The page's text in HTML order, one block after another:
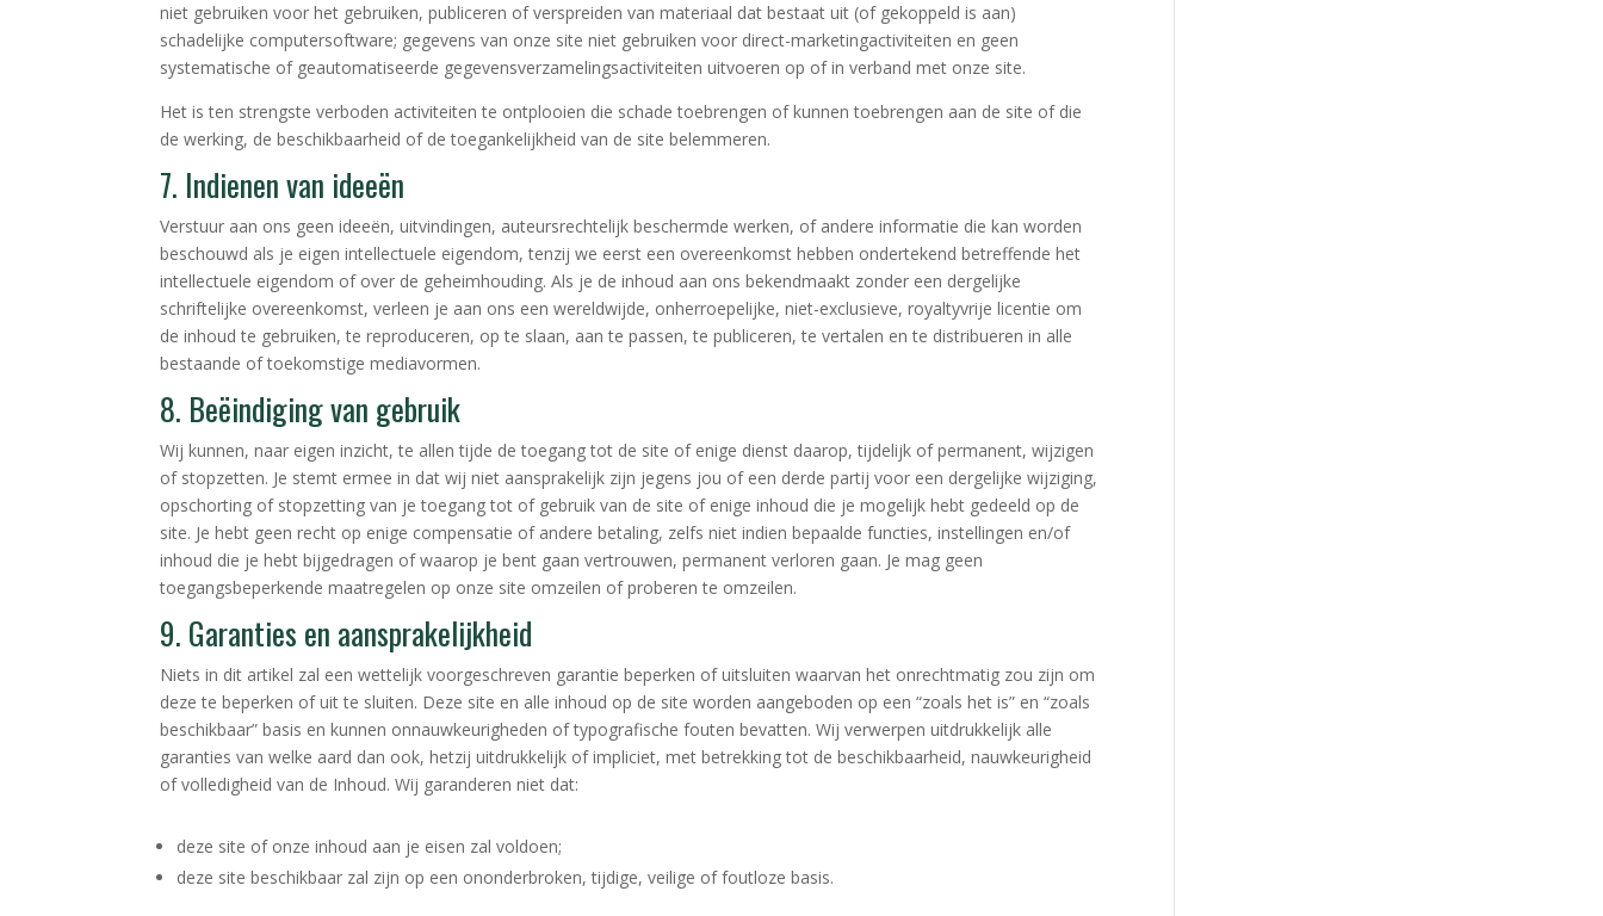
niet gebruiken voor het gebruiken, publiceren of verspreiden van materiaal dat bestaat uit (of gekoppeld is aan)
schadelijke computersoftware; gegevens van onze site niet gebruiken voor direct-marketingactiviteiten en geen
systematische of geautomatiseerde gegevensverzamelingsactiviteiten uitvoeren op of in verband met onze site.
Het is ten strengste verboden activiteiten te ontplooien die schade toebrengen of kunnen toebrengen aan de site of die
de werking, de beschikbaarheid of de toegankelijkheid van de site belemmeren.
7. Indienen van ideeën
Verstuur aan ons geen ideeën, uitvindingen, auteursrechtelijk beschermde werken, of andere informatie die kan worden
beschouwd als je eigen intellectuele eigendom, tenzij we eerst een overeenkomst hebben ondertekend betreffende het
intellectuele eigendom of over de geheimhouding. Als je de inhoud aan ons bekendmaakt zonder een dergelijke
schriftelijke overeenkomst, verleen je aan ons een wereldwijde, onherroepelijke, niet-exclusieve, royaltyvrije licentie om
de inhoud te gebruiken, te reproduceren, op te slaan, aan te passen, te publiceren, te vertalen en te distribueren in alle
bestaande of toekomstige mediavormen.
8. Beëindiging van gebruik
Wij kunnen, naar eigen inzicht, te allen tijde de toegang tot de site of enige dienst daarop, tijdelijk of permanent, wijzigen
of stopzetten. Je stemt ermee in dat wij niet aansprakelijk zijn jegens jou of een derde partij voor een dergelijke wijziging,
opschorting of stopzetting van je toegang tot of gebruik van de site of enige inhoud die je mogelijk hebt gedeeld op de
site. Je hebt geen recht op enige compensatie of andere betaling, zelfs niet indien bepaalde functies, instellingen en/of
inhoud die je hebt bijgedragen of waarop je bent gaan vertrouwen, permanent verloren gaan. Je mag geen
toegangsbeperkende maatregelen op onze site omzeilen of proberen te omzeilen.
9. Garanties en aansprakelijkheid
Niets in dit artikel zal een wettelijk voorgeschreven garantie beperken of uitsluiten waarvan het onrechtmatig zou zijn om
deze te beperken of uit te sluiten. Deze site en alle inhoud op de site worden aangeboden op een “zoals het is” en “zoals
beschikbaar” basis en kunnen onnauwkeurigheden of typografische fouten bevatten. Wij verwerpen uitdrukkelijk alle
garanties van welke aard dan ook, hetzij uitdrukkelijk of impliciet, met betrekking tot de beschikbaarheid, nauwkeurigheid
of volledigheid van de Inhoud. Wij garanderen niet dat:
deze site of onze inhoud aan je eisen zal voldoen;
deze site beschikbaar zal zijn op een ononderbroken, tijdige, veilige of foutloze basis.